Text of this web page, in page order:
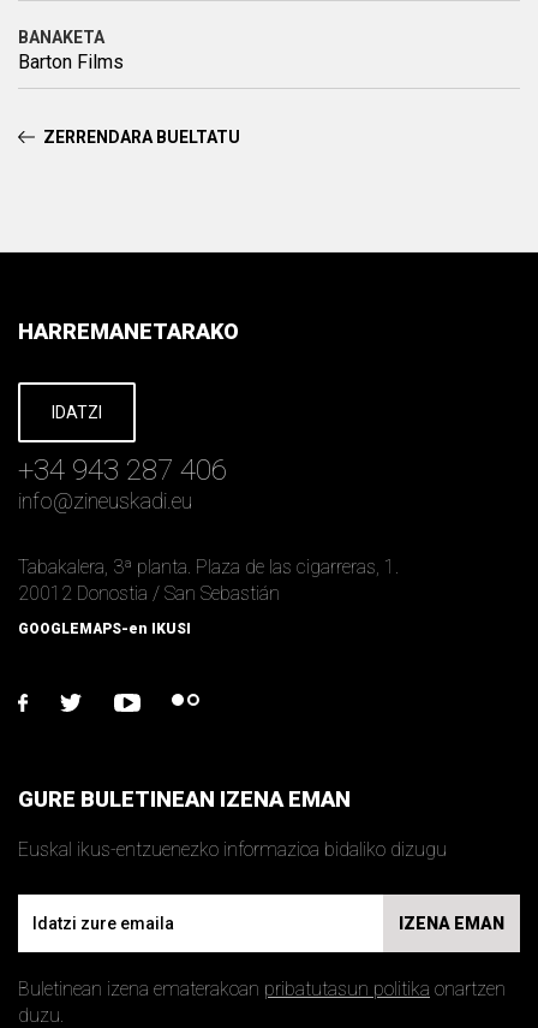
BANAKETA
Barton Films
ZERRENDARA BUELTATU
HARREMANETARAKO
IDATZI
+34 943 287 406
info@zineuskadi.eu
Tabakalera, 3ª planta. Plaza de las cigarreras, 1.
20012 Donostia / San Sebastián
GOOGLEMAPS-en IKUSI
facebook
twitter youtubeflickr
GURE BULETINEAN IZENA EMAN
Euskal ikus-entzuenezko informazioa bidaliko dizugu
IZENA EMAN
Buletinean izena ematerakoan pribatutasun politika onartzen
duzu.